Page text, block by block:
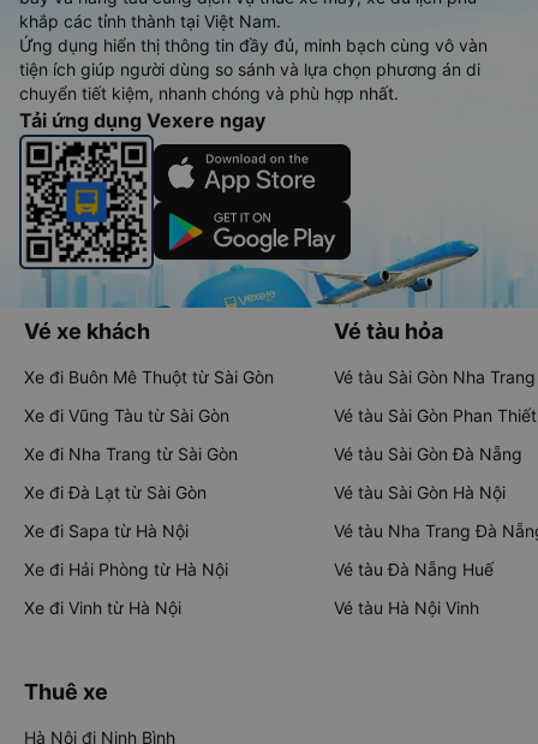
khắp các tỉnh thành tại Việt Nam.
Ứng dụng hiển thị thông tin đầy đủ, minh bạch cùng vô vàn
tiện ích giúp người dùng so sánh và lựa chọn phương án di
chuyển tiết kiệm, nhanh chóng và phù hợp nhất.
Tải ứng dụng Vexere ngay
Vé xe khách
Xe đi Buôn Mê Thuột từ Sài Gòn
Xe đi Vũng Tàu từ Sài Gòn
Xe đi Nha Trang từ Sài Gòn
Xe đi Đà Lạt từ Sài Gòn
Xe đi Sapa từ Hà Nội
Xe đi Hải Phòng từ Hà Nội
Xe đi Vinh từ Hà Nội
Vé tàu hỏa
Vé tàu Sài Gòn Nha Trang
Vé tàu Sài Gòn Phan Thiết
Vé tàu Sài Gòn Đà Nẵng
Vé tàu Sài Gòn Hà Nội
Vé tàu Nha Trang Đà
Vé tàu Đà Nẵng Huế
Vé tàu Hà Nội Vinh
Thuê xe
Hà Nội đi Ninh Bình